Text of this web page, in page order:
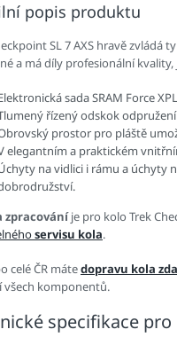
popis produktu
SL 7 AXS hravě zvládá
a má díly profesionální
sada SRAM Force
řízený odskok
prostor pro pláště
elegantním a praktickém
na vidlici i rámu a úchyty
zpracováníje pro kolo Trek
servisu kola.
celé ČR mátedopravu kola
všech komponentů.
specifikace pro